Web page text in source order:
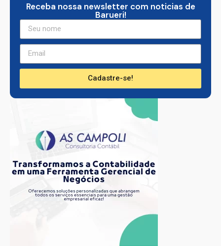
Receba nossa newsletter com noticias de
Barueri!
Cadastre-se!